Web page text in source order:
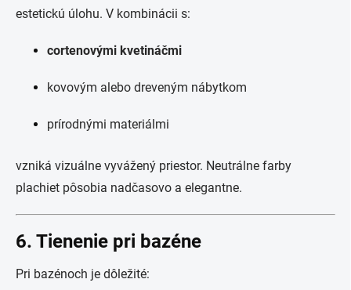
estetickú úlohu. V kombinácii s:
cortenovými kvetináčmi
kovovým alebo dreveným nábytkom
prírodnými materiálmi
vzniká vizuálne vyvážený priestor. Neutrálne farby
plachiet pôsobia nadčasovo a elegantne.
6. Tienenie pri bazéne
Pri bazénoch je dôležité: